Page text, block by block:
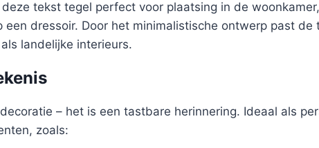
tekst tegel perfect voor plaatsing in de
een dressoir. Door het minimalistische ontwerp past de
landelijke interieurs.
– het is een tastbare herinnering. Ideaal als
zoals: